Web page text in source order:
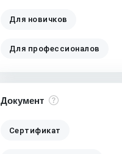
Для новичков
Для профессионалов
Документ
Сертификат